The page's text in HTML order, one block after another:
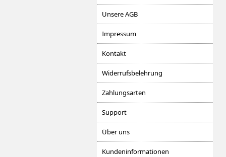
Unsere AGB
Impressum
Kontakt
Widerrufsbelehrung
Zahlungsarten
Support
Über uns
Kundeninformationen